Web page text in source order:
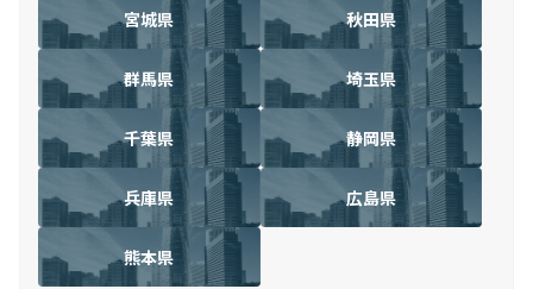
宮城県 秋田県
群馬県 埼玉県
千葉県 静岡県
兵庫県 広島県
熊本県